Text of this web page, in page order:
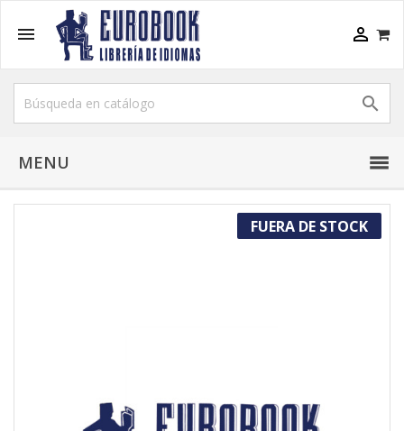
 

MENU
FUERA DE STOCK